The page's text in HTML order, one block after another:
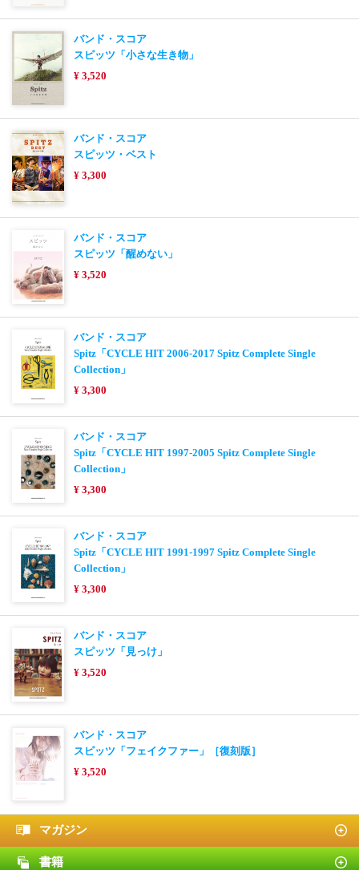
バンド・スコア
スピッツ「小さな生き物」
¥ 3,520
バンド・スコア
スピッツ・ベスト
¥ 3,300
バンド・スコア
スピッツ「醒めない」
¥ 3,520
バンド・スコア
Spitz「CYCLE HIT 2006-2017 Spitz Complete Single
Collection」
¥ 3,300
バンド・スコア
Spitz「CYCLE HIT 1997-2005 Spitz Complete Single
Collection」
¥ 3,300
バンド・スコア
Spitz「CYCLE HIT 1991-1997 Spitz Complete Single
Collection」
¥ 3,300
バンド・スコア
スピッツ「見っけ」
¥ 3,520
バンド・スコア
スピッツ「フェイクファー」［復刻版］
¥ 3,520
マガジン
書籍